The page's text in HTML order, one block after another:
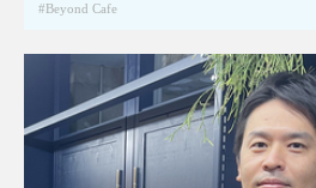
Beyond Cafe